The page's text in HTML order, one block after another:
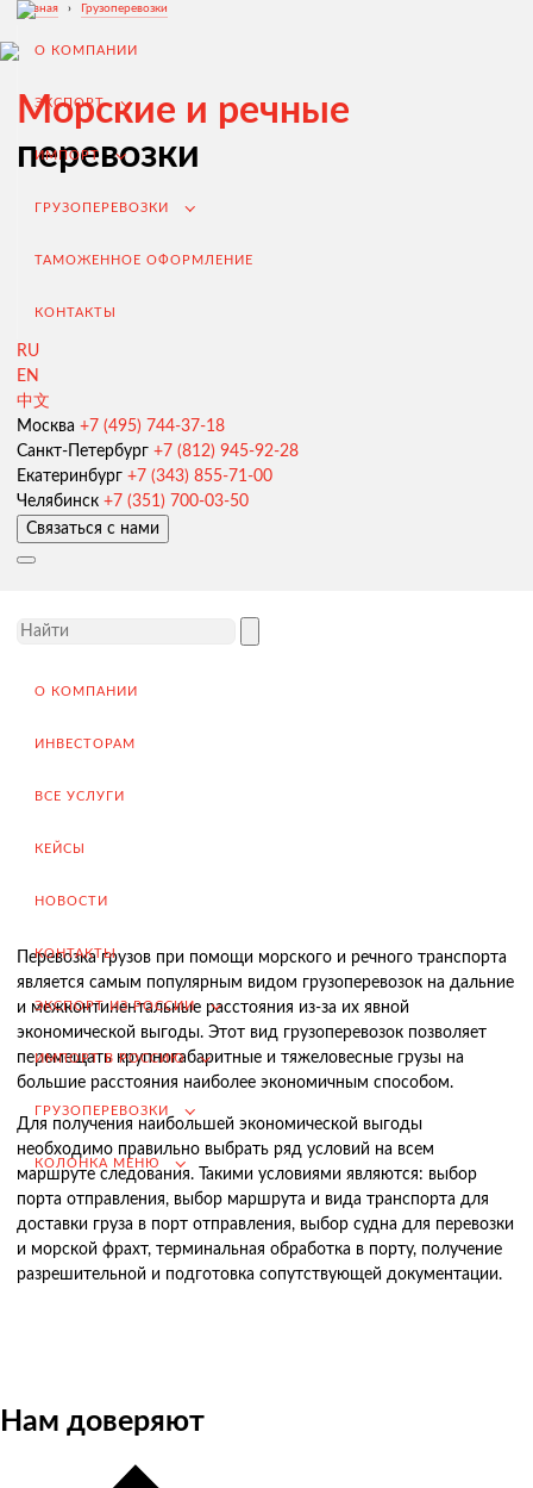
О КОМПАНИИ
ЭКСПОРТ
ИМПОРТ
ГРУЗОПЕРЕВОЗКИ
ТАМОЖЕННОЕ ОФОРМЛЕНИЕ
КОНТАКТЫ
RU
EN
中文
Москва +7 (495) 744-37-18
Санкт-Петербург +7 (812) 945-92-28
Екатеринбург +7 (343) 855-71-00
Челябинск +7 (351) 700-03-50
Связаться с нами
О КОМПАНИИ
ИНВЕСТОРАМ
ВСЕ УСЛУГИ
КЕЙСЫ
НОВОСТИ
КОНТАКТЫ
ЭКСПОРТ ИЗ РОССИИ
ИМПОРТ В РОССИЮ
ГРУЗОПЕРЕВОЗКИ
КОЛОНКА МЕНЮ
Экспорт из России
Заключение контрактов и согласование условий поставки
Таможенное оформление и разрешительная документация
Доставка товара иностранному покупателю
Возмещение НДС при Экспорте
Подбор поставщиков в России
Импорт из Китая
Таможенное оформление и разрешительная документация
Доставка товара российскому покупателю
Завершение сделки
Подбор иностранных поставщиков
Продвижение на российском рынке
(для иностранных компаний)
.
Международные перевозки
Автомобильные перевозки
Главная › Грузоперевозки
Морские и речные
перевозки
Перевозка грузов при помощи морского и речного транспорта
является самым популярным видом грузоперевозок на дальние
и межконтинентальные расстояния из-за их явной
экономической выгоды. Этот вид грузоперевозок позволяет
перемещать крупногабаритные и тяжеловесные грузы на
большие расстояния наиболее экономичным способом.
Для получения наибольшей экономической выгоды
необходимо правильно выбрать ряд условий на всем
маршруте следования. Такими условиями являются: выбор
порта отправления, выбор маршрута и вида транспорта для
доставки груза в порт отправления, выбор судна для перевозки
и морской фрахт, терминальная обработка в порту, получение
разрешительной и подготовка сопутствующей документации.
Нам доверяют